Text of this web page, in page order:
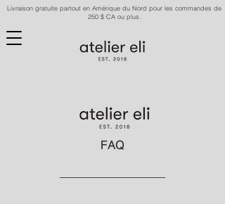
Livraison gratuite partout en Amérique du Nord pour les commandes de
250 $ CA ou plus.
FAQ